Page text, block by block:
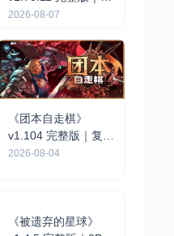
放世界动作RPG手游
2026-08-07
《团本自走棋》
v1.104 完整版｜复古
队伍制肉鸽自走棋手
2026-08-04